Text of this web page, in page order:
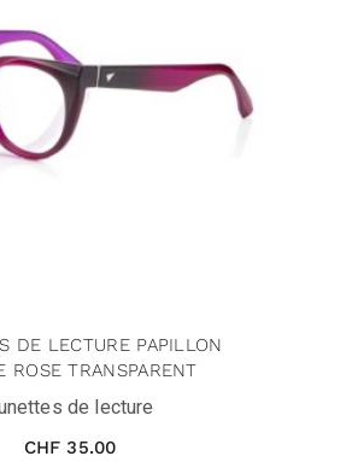
DE LECTURE PAPILLON
ROSE TRANSPARENT
de lecture
CHF 35.00